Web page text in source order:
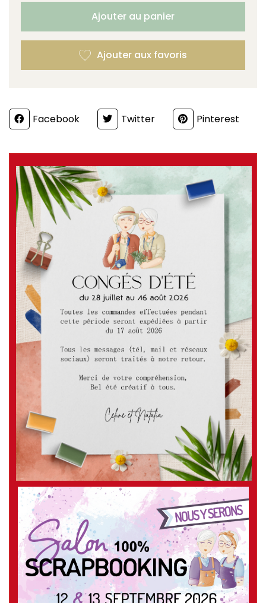
Ajouter au panier
PartagerFacebook Twitter Pinterest